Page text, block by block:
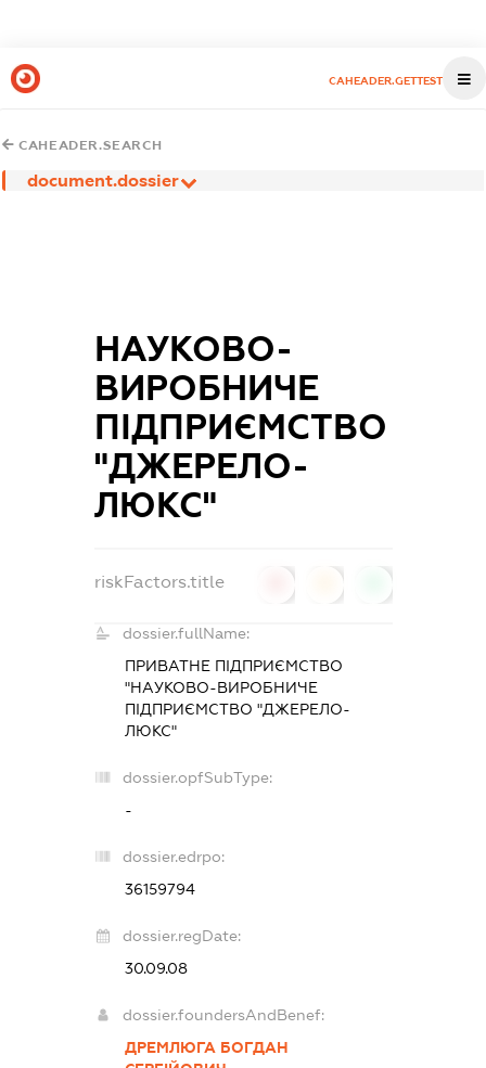
CAHEADER.GETTEST
CAHEADER.SEARCH
document.dossier
НАУКОВО-
ВИРОБНИЧЕ
ПІДПРИЄМСТВО
"ДЖЕРЕЛО-
ЛЮКС"
riskFactors.title
dossier.fullName:
ПРИВАТНЕ ПІДПРИЄМСТВО
"НАУКОВО-ВИРОБНИЧЕ
ПІДПРИЄМСТВО "ДЖЕРЕЛО-
ЛЮКС"
dossier.opfSubType:
-
dossier.edrpo:
36159794
dossier.regDate:
30.09.08
dossier.foundersAndBenef:
ДРЕМЛЮГА БОГДАН